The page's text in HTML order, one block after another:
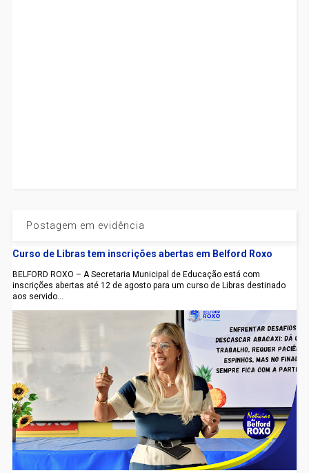
Postagem em evidência
Curso de Libras tem inscrições abertas em Belford Roxo
BELFORD ROXO – A Secretaria Municipal de Educação está com
inscrições abertas até 12 de agosto para um curso de Libras destinado
aos servido...